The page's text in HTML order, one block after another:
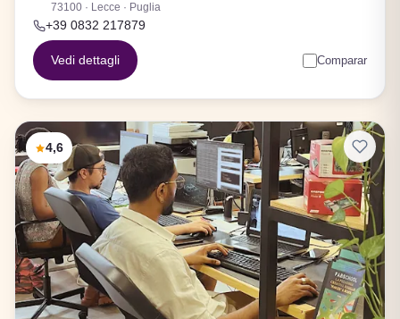
73100 · Lecce · Puglia
+39 0832 217879
Vedi dettagli Comparar
4,6